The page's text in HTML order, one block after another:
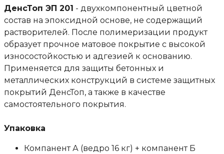
ДенсТоп ЭП 201 - двухкомпонентный цветной
состав на эпоксидной основе, не содержащий
растворителей. После полимеризации продукт
образует прочное матовое покрытие с высокой
износостойкостью и адгезией к основанию.
Применяется для защиты бетонных и
металлических конструкций в системе защитных
покрытий ДенсТоп, а также в качестве
самостоятельного покрытия.
Упаковка
Компанент А (ведро 16 кг) + компанент Б